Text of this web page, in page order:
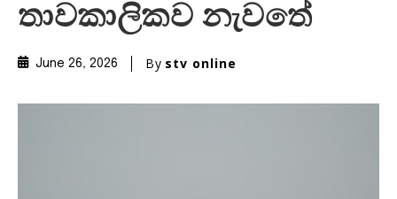
තාවකාලිකව නැවතේ
June 26, 2026 By stv online